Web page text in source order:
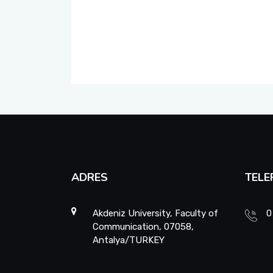
ADRES
Akdeniz University, Faculty of
Communication, 07058,
Antalya/TURKEY